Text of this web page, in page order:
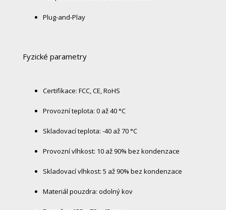
Plug-and-Play
Fyzické parametry
Certifikace: FCC, CE, RoHS
Provozní teplota: 0 až 40 °C
Skladovací teplota: -40 až 70 °C
Provozní vlhkost: 10 až 90% bez kondenzace
Skladovací vlhkost: 5 až 90% bez kondenzace
Materiál pouzdra: odolný kov